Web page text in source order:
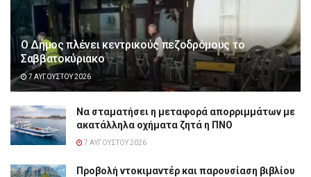
Ο Δήμος πλένει κεντρικούς πεζοδρόμους το
Σαββατοκύριακο
7 ΑΥΓΟΎΣΤΟΥ 2026
Να σταματήσει η μεταφορά απορριμμάτων με
ακατάλληλα οχήματα ζητά η ΠΝΟ
7 ΑΥΓΟΎΣΤΟΥ 2026
Προβολή ντοκιμαντέρ και παρουσίαση βιβλίου